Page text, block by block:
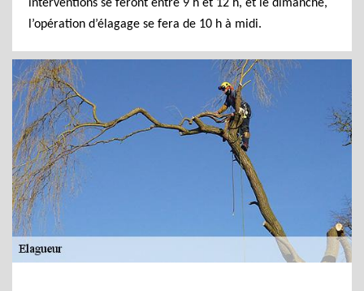
interventions se feront entre 9 h et 12 h, et le dimanche,
l’opération d’élagage se fera de 10 h à midi.